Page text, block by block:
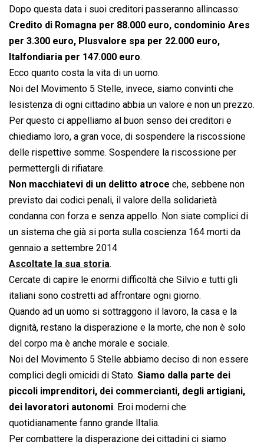
Dopo questa data i suoi creditori passeranno allincasso:
Credito di Romagna per 88.000 euro, condominio Ares
per 3.300 euro, Plusvalore spa per 22.000 euro,
Italfondiaria per 147.000 euro.
Ecco quanto costa la vita di un uomo.
Noi del Movimento 5 Stelle, invece, siamo convinti che
lesistenza di ogni cittadino abbia un valore e non un prezzo.
Per questo ci appelliamo al buon senso dei creditori e
chiediamo loro, a gran voce, di sospendere la riscossione
delle rispettive somme. Sospendere la riscossione per
permettergli di rifiatare.
Non macchiatevi di un delitto atroce che, sebbene non
previsto dai codici penali, il valore della solidarietà
condanna con forza e senza appello. Non siate complici di
un sistema che già si porta sulla coscienza 164 morti da
gennaio a settembre 2014
Ascoltate la sua storia.
Cercate di capire le enormi difficoltà che Silvio e tutti gli
italiani sono costretti ad affrontare ogni giorno.
Quando ad un uomo si sottraggono il lavoro, la casa e la
dignità, restano la disperazione e la morte, che non è solo
del corpo ma è anche morale e sociale.
Noi del Movimento 5 Stelle abbiamo deciso di non essere
complici degli omicidi di Stato. Siamo dalla parte dei
piccoli imprenditori, dei commercianti, degli artigiani,
dei lavoratori autonomi. Eroi moderni che
quotidianamente fanno grande lItalia.
Per combattere la disperazione dei cittadini ci siamo